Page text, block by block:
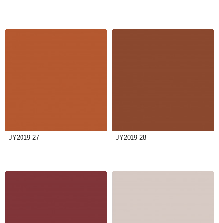
JY2019-27 JY2019-28